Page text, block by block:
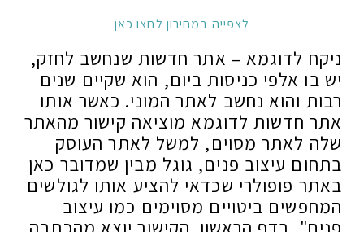
לצפייה במחירון לחצו כאן
ניקח לדוגמא – אתר חדשות שנחשב לחזק,
יש בו אלפי כניסות ביום, הוא שקיים שנים
רבות והוא נחשב לאתר המוני. כאשר אותו
אתר חדשות לדוגמא מוציאה קישור מהאתר
שלה לאתר מסוים, למשל לאתר העוסק
בתחום עיצוב פנים, גוגל מבין שמדובר כאן
באתר פופולרי שכדאי להציע אותו לגולשים
המחפשים ביטויים מסוימים כמו עיצוב